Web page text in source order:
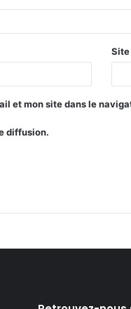
et mon site dans le
diffusion.